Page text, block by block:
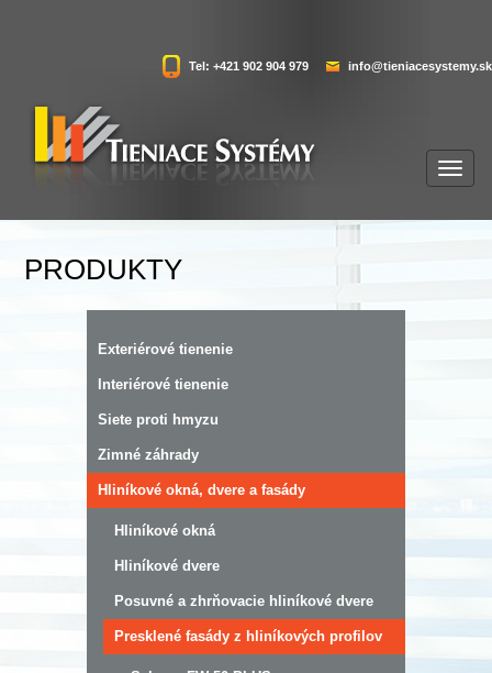
Tel: +421 902 904 979 info@tieniacesystemy.sk
PRODUKTY
Exteriérové tienenie
Interiérové tienenie
Siete proti hmyzu
Zimné záhrady
Hliníkové okná, dvere a fasády
Hliníkové okná
Hliníkové dvere
Posuvné a zhrňovacie hliníkové dvere
Presklené fasády z hliníkových profilov